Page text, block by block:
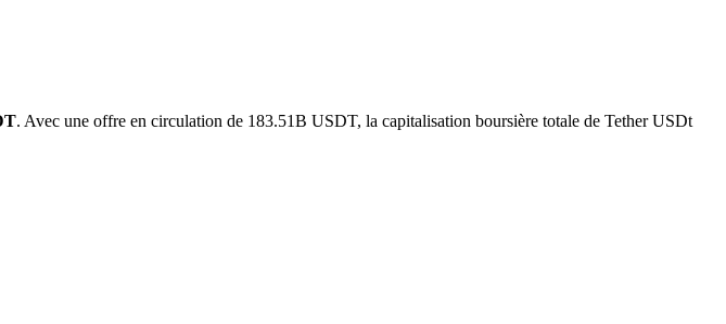
. Avec une offre en circulation de 183.51B USDT, la capitalisation boursière totale de Tether USDt